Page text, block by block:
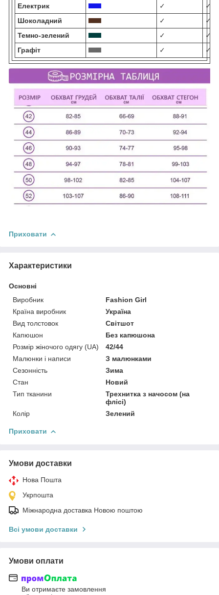
Електрик ✓
✓
Шоколадний
✓
✓
Темно-зелений
✓
✓
Графіт
✓ ✓
Приховати
Характеристики
Основні
Виробник
Fashion Girl
Країна виробник
Україна
Вид толстовок
Світшот
Капюшон
Без капюшона
Розмір жіночого одягу (UA)
42/44
Малюнки і написи
З малюнками
Сезонність
Зима
Стан
Новий
Тип тканини
Трехнитка з начосом (на
флісі)
Колір
Зелений
Приховати
Умови доставки
Нова Пошта
Укрпошта
Міжнародна доставка Новою поштою
Всі умови доставки
Умови оплати
Ви отримаєте замовлення